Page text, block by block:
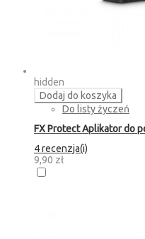
hidden
Dodaj do koszyka
Do listy życzeń
FX Protect Aplikator do
4 recenzja(i)
9,90 zł